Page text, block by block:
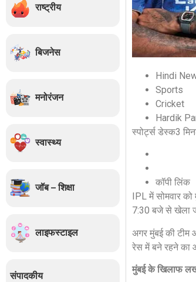
राष्ट्रीय
बिजनेस
मनोरंजन
स्वास्थ्य
जॉब – शिक्षा
लाइफस्टाइल
संपादकीय
Hindi
Sports
Cricket
Hardik
स्पोर्ट्स डेस्क3
कॉपी लिंक
IPL में सोमवार
7:30 बजे से खेला
अगर मुंबई की टीम
रेस में बने रहने का
मुंबई के खिलाफ